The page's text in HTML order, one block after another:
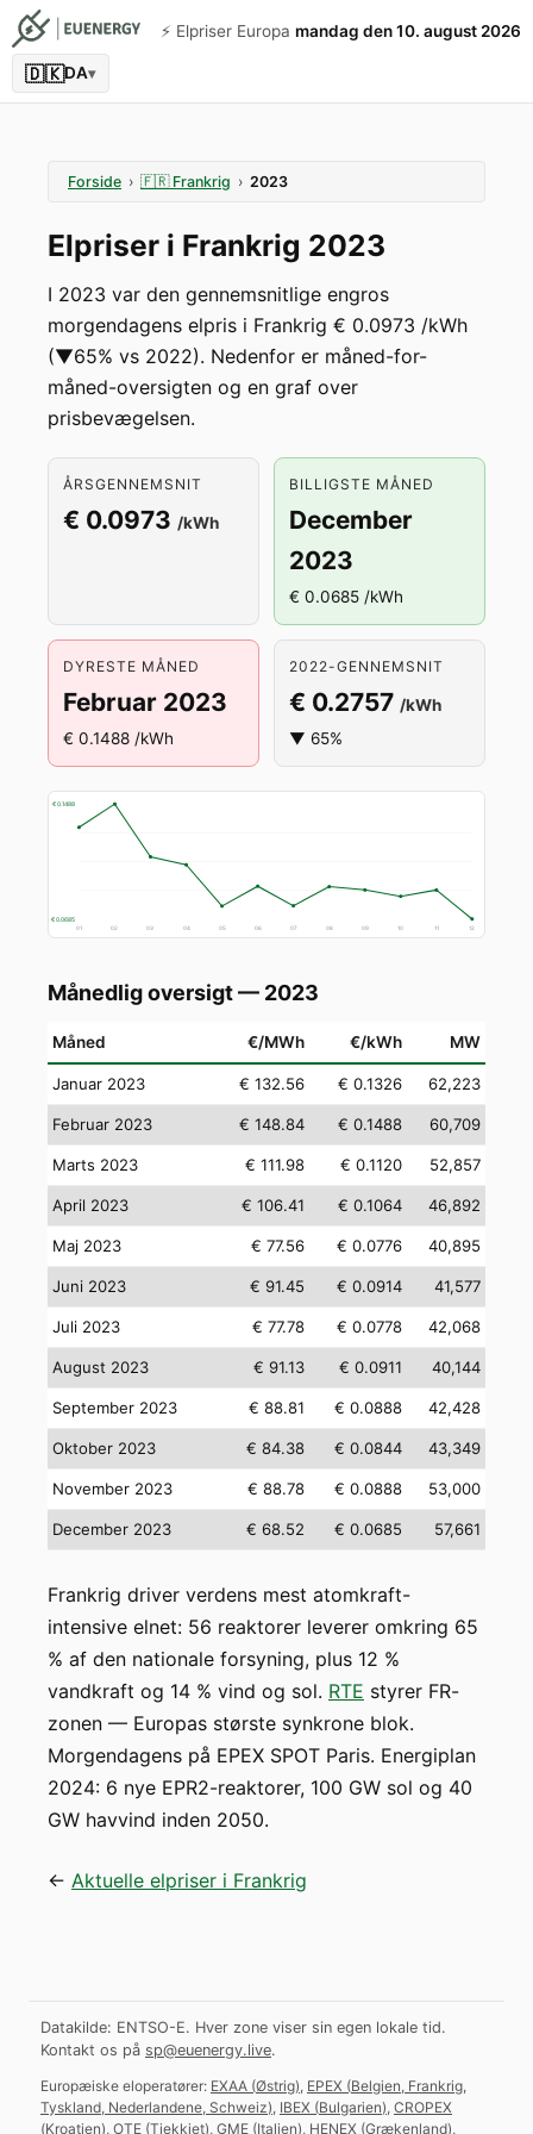
⚡️ Elpriser Europa mandag den 10. august 2026
🇩🇰DA▾
Forside › 🇫🇷 Frankrig › 2023
Elpriser i Frankrig 2023
I 2023 var den gennemsnitlige engros
morgendagens elpris i Frankrig € 0.0973 /kWh
(▼65% vs 2022). Nedenfor er måned-for-
måned-oversigten og en graf over
prisbevægelsen.
ÅRSGENNEMSNIT
€ 0.0973 /kWh
BILLIGSTE MÅNED
December
2023
€ 0.0685 /kWh
DYRESTE MÅNED
Februar 2023
€ 0.1488 /kWh
2022-GENNEMSNIT
€ 0.2757 /kWh
▼ 65%
€ 0.1488
€ 0.0685
01 02 03 04 05 06 07 08 09 10 11 12
Månedlig oversigt — 2023
Måned €/MWh €/kWh MW
Januar 2023 € 132.56 € 0.1326 62,223
Februar 2023 € 148.84 € 0.1488 60,709
Marts 2023 € 111.98 € 0.1120 52,857
April 2023 € 106.41 € 0.1064 46,892
Maj 2023 € 77.56 € 0.0776 40,895
Juni 2023 € 91.45 € 0.0914 41,577
Juli 2023 € 77.78 € 0.0778 42,068
August 2023 € 91.13 € 0.0911 40,144
September 2023 € 88.81 € 0.0888 42,428
Oktober 2023 € 84.38 € 0.0844 43,349
November 2023 € 88.78 € 0.0888 53,000
December 2023 € 68.52 € 0.0685 57,661
Frankrig driver verdens mest atomkraft-
intensive elnet: 56 reaktorer leverer omkring 65
% af den nationale forsyning, plus 12 %
vandkraft og 14 % vind og sol. RTE styrer FR-
zonen — Europas største synkrone blok.
Morgendagens på EPEX SPOT Paris. Energiplan
2024: 6 nye EPR2-reaktorer, 100 GW sol og 40
GW havvind inden 2050.
← Aktuelle elpriser i Frankrig
Datakilde: ENTSO-E. Hver zone viser sin egen lokale tid.
Kontakt os på sp@euenergy.live.
Europæiske eloperatører: EXAA (Østrig), EPEX (Belgien, Frankrig,
Tyskland, Nederlandene, Schweiz), IBEX (Bulgarien), CROPEX
(Kroatien), OTE (Tjekkiet), GME (Italien), HENEX (Grækenland),